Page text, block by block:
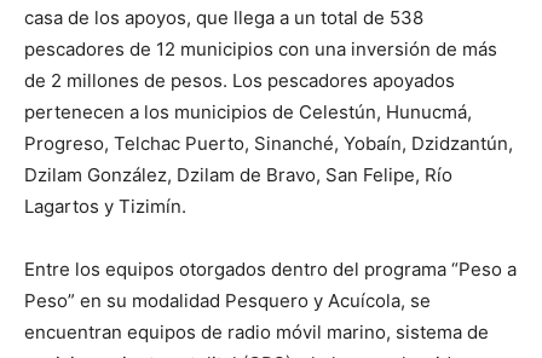
casa de los apoyos, que llega a un total de 538
pescadores de 12 municipios con una inversión de más
de 2 millones de pesos. Los pescadores apoyados
pertenecen a los municipios de Celestún, Hunucmá,
Progreso, Telchac Puerto, Sinanché, Yobaín, Dzidzantún,
Dzilam González, Dzilam de Bravo, San Felipe, Río
Lagartos y Tizimín.
Entre los equipos otorgados dentro del programa “Peso a
Peso” en su modalidad Pesquero y Acuícola, se
encuentran equipos de radio móvil marino, sistema de